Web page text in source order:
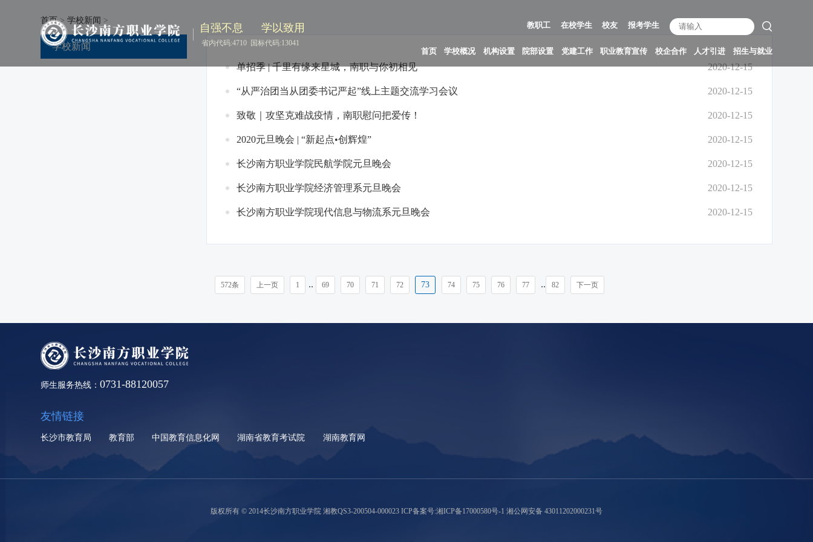
自强不息 学以致用
省内代码:4710 国标代码:13041
报考学生
校友
在校学生
教职工
招生与就业
人才引进
校企合作
职业教育宣传
党建工作
院部设置
机构设置
学校概况
首页
首页>学校新闻 >
学校新闻
单招季 | 千里有缘来星城，南职与你初相见
2020-12-15
“从严治团当从团委书记严起”线上主题交流学习会议 2020-12-15
致敬｜攻坚克难战疫情，南职慰问把爱传！ 2020-12-15
2020元旦晚会 | “新起点•创辉煌” 2020-12-15
长沙南方职业学院民航学院元旦晚会 2020-12-15
长沙南方职业学院经济管理系元旦晚会 2020-12-15
长沙南方职业学院现代信息与物流系元旦晚会 2020-12-15
572条 上一页 1 .. 69 70 71 72 73 74 75 76 77 .. 82 下一页
师生服务热线：0731-88120057
友情链接
长沙市教育局 教育部 中国教育信息化网 湖南省教育考试院 湖南教育网
版权所有 © 2014长沙南方职业学院 湘教QS3-200504-000023 ICP备案号:湘ICP备17000580号-1 湘公网安备 43011202000231号